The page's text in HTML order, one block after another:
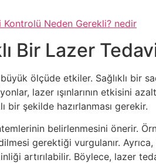
Kontrolü Neden Gerekli? nedir
Bir Lazer
ölçüde etkiler. Sağlıklı bir
lazer ışınlarının etkisini
bir şekilde hazırlanması gerekir.
belirlenmesini önerir.
gerektiği vurgulanır.
artırılabilir. Böylece, lazer